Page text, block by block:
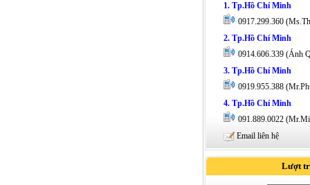
1. Tp.Hồ Chí Minh
0917.299.360
2. Tp.Hồ Chí Minh
0914.606.339 (Ánh
3. Tp.Hồ Chí Minh
0919.955.388
4. Tp.Hồ Chí Minh
091.889.0022
Email liên hệ
Lượt